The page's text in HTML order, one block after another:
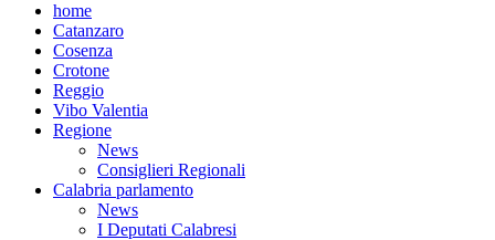
home
Catanzaro
Cosenza
Crotone
Reggio
Vibo Valentia
Regione
News
Consiglieri Regionali
Calabria parlamento
News
I Deputati Calabresi